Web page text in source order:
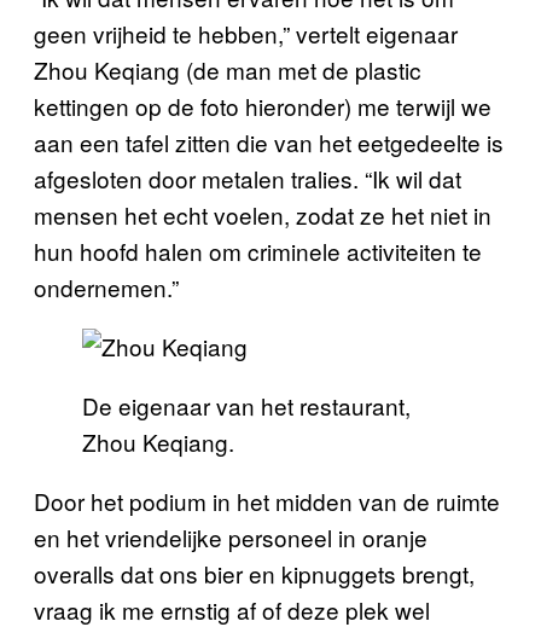
geen vrijheid te hebben,” vertelt eigenaar
Zhou Keqiang (de man met de plastic
kettingen op de foto hieronder) me terwijl we
aan een tafel zitten die van het eetgedeelte is
afgesloten door metalen tralies. “Ik wil dat
mensen het echt voelen, zodat ze het niet in
hun hoofd halen om criminele activiteiten te
ondernemen.”
De eigenaar van het restaurant,
Zhou Keqiang.
Door het podium in het midden van de ruimte
en het vriendelijke personeel in oranje
overalls dat ons bier en kipnuggets brengt,
vraag ik me ernstig af of deze plek wel